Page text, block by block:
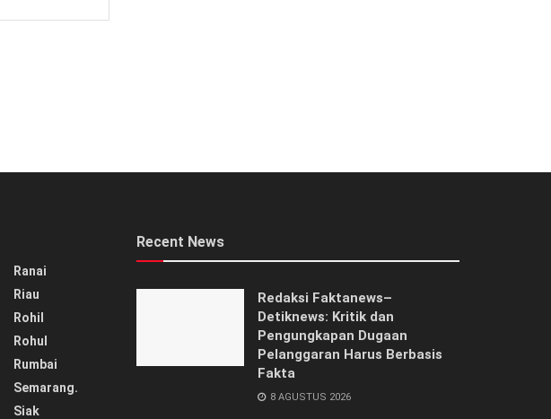
Ranai
Riau
Rohil
Rohul
Rumbai
Semarang.
Siak
Recent News
Redaksi Faktanews–
Detiknews: Kritik dan
Pengungkapan Dugaan
Pelanggaran Harus Berbasis
Fakta
8 AGUSTUS 2026